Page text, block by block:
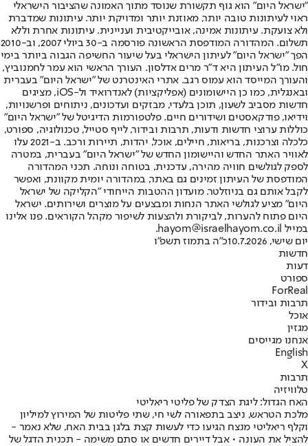
"ישראל היום" הוא גוף תקשורת שנוסד מתוך האמונה שהציבור הישראלי
ראוי לעיתונות טובה יותר, מאוזנת יותר ומדויקת יותר. עיתונות שמדברת
ולא צועקת. עיתונות אמינה, אובייקטיבית ועניינית. עיתונות אחרת וללא
תשלום. המהדורה המודפסת הראשונה פורסמה ב-30 ביולי 2007, וב-2010
הפך "ישראל היום" לעיתון הישראלי בעל שיעור החשיפה הגבוה ביותר בימי
חול. מו"ל העיתון היא ד"ר מרים אדלסון. העורך הראשי הוא עמר לחמנוביץ,
והעורך המייסד הוא עמוס רגב. אתרי האינטרנט של "ישראל היום" בעברית
ובאנגלית, כמו כן היישומונים (אפליקציות) לאנדרואיד ול-iOS, מציגים
חדשות מסביב לשעון, תוכן בלעדי, מבזקים ועדכונים, ניתוחים ופרשנויות,
וידיאו, פודקאסטים ושידורים חיים. פלטפורמות הדיגיטל של "ישראל היום"
כוללות ערוצי חדשות ודעות, תרבות ובידור, לייף סטייל, טכנולוגיה, ספורט,
כלכלה וצרכנות, בריאות, חיילים, אוכל, יהדות, תיירות ורכב. ב-2021 עלו
לאוויר האתר החדש והיישומון החדש של "ישראל היום" בעברית, במטרה
לספק לגולשים חוויה מהירה, עדכנית, בטוחה ונוחה. תכני המהדורה
המודפסת של העיתון זמינים גם באתר, במהדורה יומית מקוונת, ואפשר
לקבל אותם גם בניוזלטר. מועדון ההטבות הייחודי "הקליקה של ישראל
היום" מציע לגולשי האתר הנחות ומבצעים על מוצרים ושירותים. ישראל
היום פתוח להערות, לביקורת ולהצעות לשיפור מקהל הקוראים. פנו אלינו
במייל hayom@israelhayom.co.il.
יום שישי, 10.7.2026
כ"ה בתמוז תשפ"ו
חדשות
דעות
ספורט
ForReal
תרבות ובידור
אוכל
מגזין
אנחנו מגייסים
English
X
תרבות
טלוויזיה
האח הגדול: ליגת הצדק של פליטי ריאליטי
מלכת הטראש, ניצב בתפאורה לשי חי, שתי פליטות של המירוץ למיליון
וקלף ריאליטי מנצח הגיעו כדי לעשות קצת בלגן בבית האח, שלא נאמר -
להציל את העונה • אבל דיירים חדשים או סתם משימה - תכנית הדגל של